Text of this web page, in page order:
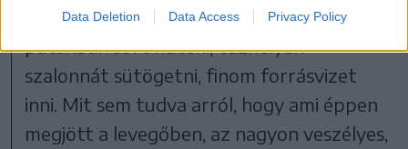
Data Deletion Data Access Privacy Policy
emberek ezrei, tízezrei mentek kirándulni,
patakban sört hűteni, tűzhelyen
szalonnát sütögetni, finom forrásvizet
inni. Mit sem tudva arról, hogy ami éppen
megjött a levegőben, az nagyon veszélyes,